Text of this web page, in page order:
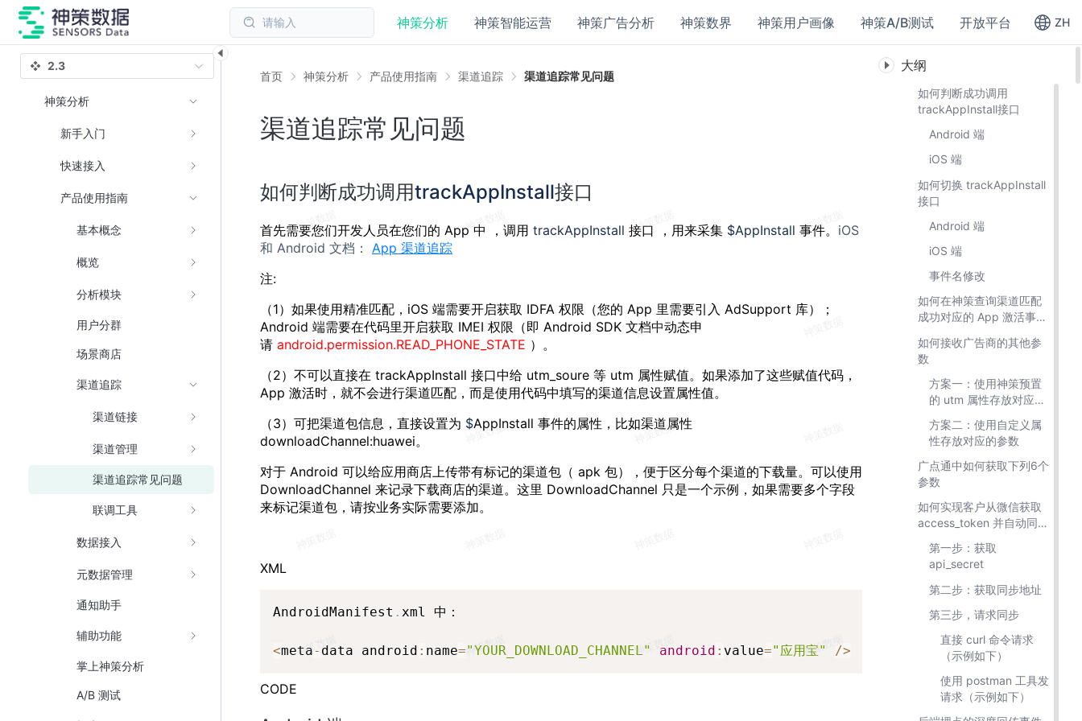
请输入 神策分析 神策智能运营 神策广告分析 神策数界 神策用户画像 神策A/B测试 开放平台 ZH
首页 神策分析 产品使用指南 渠道追踪 渠道追踪常见问题
渠道追踪常见问题
如何判断成功调用trackAppInstall接口
首先需要您们开发人员在您们的 App 中 ，调用 trackAppInstall 接口 ，用来采集 $AppInstall 事件。 iOS
和 Android 文档：
App 渠道追踪
注:
（1）如果使用精准匹配，iOS 端需要开启获取 IDFA 权限（您的 App 里需要引入 AdSupport 库）；
Android 端需要在代码里开启获取 IMEI 权限（即 Android SDK 文档中动态申
请 android.permission.READ_PHONE_STATE ）。
（2）不可以直接在 trackAppInstall 接口中给 utm_soure 等 utm 属性赋值。如果添加了这些赋值代码，
App 激活时，就不会进行渠道匹配，而是使用代码中填写的渠道信息设置属性值。
（3）可把渠道包信息，直接设置为 $AppInstall 事件的属性，比如渠道属性
downloadChannel:huawei。
对于 Android 可以给应用商店上传带有标记的渠道包（ apk 包），便于区分每个渠道的下载量。可以使用
DownloadChannel 来记录下载商店的渠道。这里 DownloadChannel 只是一个示例，如果需要多个字段
来标记渠道包，请按业务实际需要添加。
XML
AndroidManifest . xml 中：
<meta- data android : name="YOUR_DOWNLOAD_CHANNEL" android : value="应用宝" />
CODE
2.3
神策分析
新手入门
快速接入
产品使用指南
基本概念
概览
分析模块
用户分群
场景商店
渠道追踪
渠道链接
渠道管理
渠道追踪常见问题
联调工具
数据接入
元数据管理
通知助手
辅助功能
掌上神策分析
A/B 测试
大纲
如何判断成功调用
trackAppInstall接口
Android 端
iOS 端
如何切换 trackAppInstall
接口
Android 端
iOS 端
事件名修改
如何在神策查询渠道匹配
成功对应的 App 激活事
如何接收广告商的其他参
数
方案一：使用神策预置
的 utm 属性存放对应的
方案二：使用自定义属
性存放对应的参数
广点通中如何获取下列6个
参数
如何实现客户从微信获取
access_token 并自动同步
第⼀步：获取
api_secret
第二步：获取同步地址
第三步，请求同步
直接 curl 命令请求
（示例如下）
使用 postman ⼯具发
请求（示例如下）